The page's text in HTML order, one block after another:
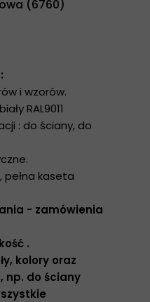
(6760)
i wzorów.
RAL9011
: do ściany, do
kaseta
- zamówienia
.
kolory oraz
np. do ściany